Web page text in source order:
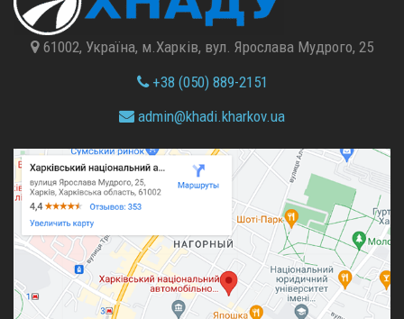
61002, Україна, м.Харків, вул. Ярослава Мудрого, 25
+38 (050) 889-2151
admin@khadi.kharkov.ua